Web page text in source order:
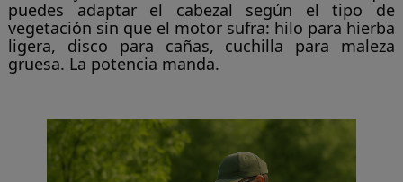
puedes adaptar el cabezal según el tipo de
vegetación sin que el motor sufra: hilo para hierba
ligera, disco para cañas, cuchilla para maleza
gruesa. La potencia manda.